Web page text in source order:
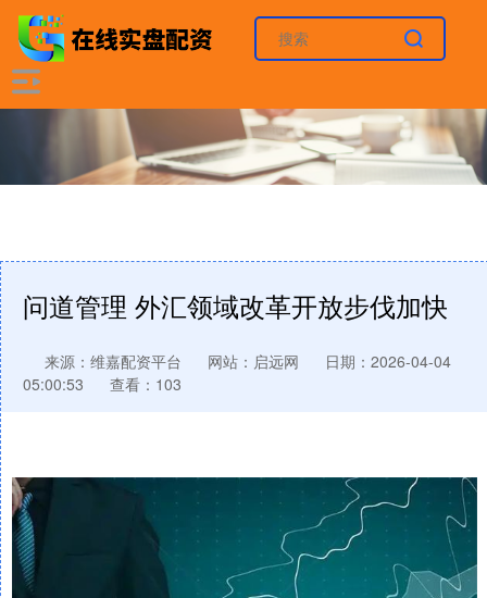
问道管理 外汇领域改革开放步伐加快
来源：维嘉配资平台 网站：启远网
日期：2026-04-04
05:00:53
查看：103